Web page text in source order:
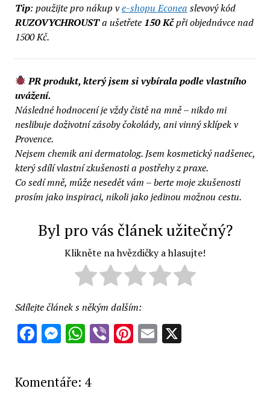
Tip: použijte pro nákup ve-shopu Econea slevový kód
RUZOVYCHROUSTa ušetřete 150 Kčpři objednávce nad
1500 Kč.
PR produkt, který jsem si vybírala podle vlastního
uvážení.
Následné hodnocení je vždy čistě na mně – nikdo mi
neslibuje doživotní zásoby čokolády, ani vinný sklípek v
Provence.
Nejsem chemik ani dermatolog. Jsem kosmetický nadšenec,
který sdílí vlastní zkušenosti a postřehy z praxe.
Co sedí mně, může nesedět vám – berte moje zkušenosti
prosím jako inspiraci, nikoli jako jedinou možnou cestu.
Byl pro vás článek užitečný?
Klikněte na hvězdičky a hlasujte!
Sdílejte článek s někým dalším:
Facebook
Messenger
WhatsApp
ViberPinterest
Email
X
Komentáře: 4